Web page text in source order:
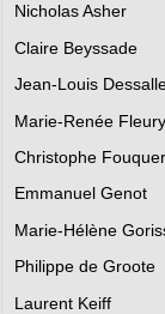
Nicholas Asher
Claire Beyssade
Jean-Louis
Marie-Renée Fleury
Christophe
Emmanuel Genot
Marie-Hélène
Philippe de Groote
Laurent Keiff